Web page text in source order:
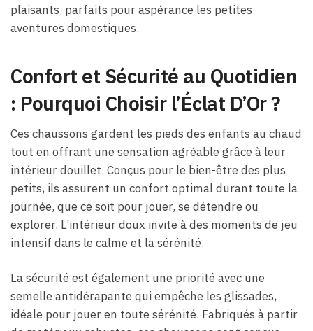
plaisants, parfaits pour aspérance les petites
aventures domestiques.
Confort et Sécurité au Quotidien
: Pourquoi Choisir l’Éclat D’Or ?
Ces chaussons gardent les pieds des enfants au chaud
tout en offrant une sensation agréable grâce à leur
intérieur douillet. Conçus pour le bien-être des plus
petits, ils assurent un confort optimal durant toute la
journée, que ce soit pour jouer, se détendre ou
explorer. L’intérieur doux invite à des moments de jeu
intensif dans le calme et la sérénité.
La sécurité est également une priorité avec une
semelle antidérapante qui empêche les glissades,
idéale pour jouer en toute sérénité. Fabriqués à partir